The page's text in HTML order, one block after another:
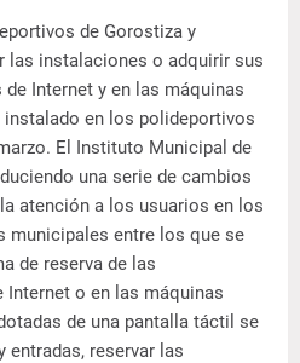
de Gorostiza y
las instalaciones o adquirir sus
Internet y en las máquinas
instalado en los polideportivos
El Instituto Municipal de
una serie de cambios
atención a los usuarios en los
municipales entre los que se
de reserva de las
o en las máquinas
de una pantalla táctil se
entradas, reservar las